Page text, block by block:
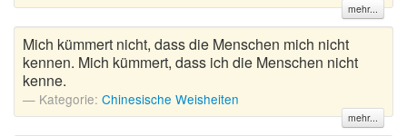
mehr...
Mich kümmert nicht, dass die Menschen mich nicht
kennen. Mich kümmert, dass ich die Menschen nicht
kenne.
Kategorie: Chinesische Weisheiten
mehr...